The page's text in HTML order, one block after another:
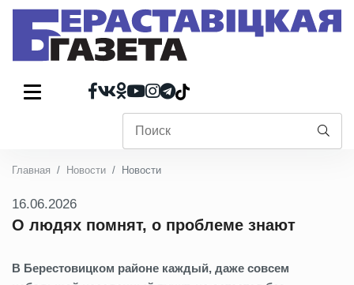
Главная Новости Новости
16.06.2026
О людях помнят, о проблеме знают
В Берестовицком районе каждый, даже совсем